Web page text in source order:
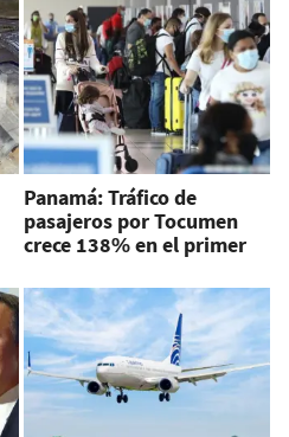
Panamá: Tráfico de
pasajeros por Tocumen
crece 138% en el primer